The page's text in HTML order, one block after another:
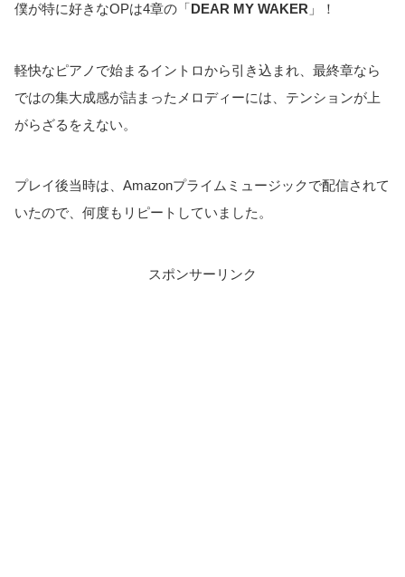
僕が特に好きなOPは4章の「DEAR MY WAKER 」！
軽快なピアノで始まるイントロから引き込まれ、最終章なら
ではの集大成感が詰まったメロディーには、テンションが上
がらざるをえない。
プレイ後当時は、Amazonプライムミュージックで配信されて
いたので、何度もリピートしていました。
スポンサーリンク